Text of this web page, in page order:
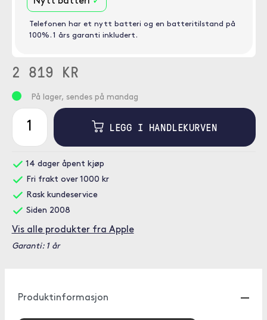
Telefonen har et nytt batteri og en batteritilstand på
100%. 1 års garanti inkludert.
2 819 KR
På lager, sendes på mandag
LEGG I HANDLEKURVEN
14 dager åpent kjøp
Fri frakt over 1000 kr
Rask kundeservice
Siden 2008
Vis alle produkter fra Apple
Garanti: 1 år
Produktinformasjon